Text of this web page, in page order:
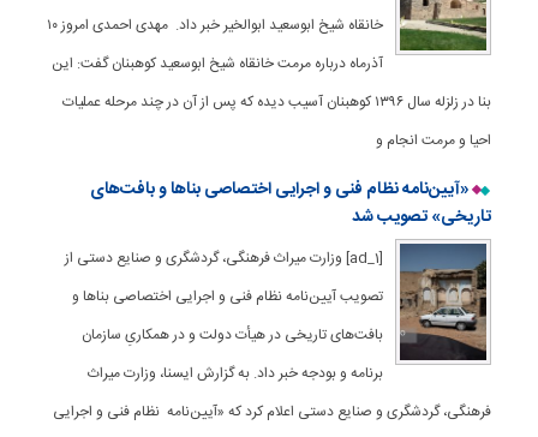
خانقاه شیخ ابوسعید ابوالخیر خبر داد. مهدی احمدی امروز ۱۰
آذرماه درباره مرمت خانقاه شیخ ابوسعید کوهبنان گفت: این
بنا در زلزله سال ۱۳۹۶ کوهبنان آسیب دیده که پس از آن در چند مرحله عملیات
احیا و مرمت انجام و
«آیین‌نامه نظام فنی و اجرایی اختصاصی بناها و بافت‌های
تاریخی» تصویب شد
[ad_1] وزارت میراث‌ فرهنگی، گردشگری و صنایع‌ دستی از
تصویب آیین‌نامه نظام فنی و اجرایی اختصاصی بناها و
بافت‌های تاریخی در هیأت دولت و در همکاریِ سازمان
برنامه و بودجه خبر داد. به گزارش ایسنا، وزارت میراث
فرهنگی، گردشگری و صنایع دستی اعلام کرد که «آیین‌نامه نظام فنی و اجرایی